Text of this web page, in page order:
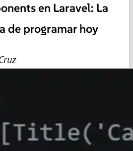
en Laravel: La
de programar hoy